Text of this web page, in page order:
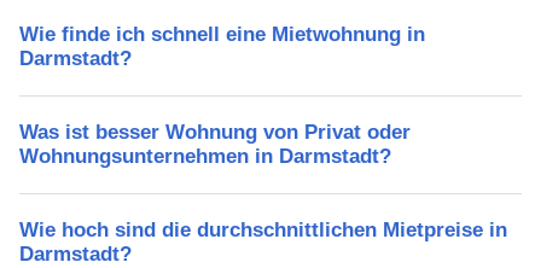
Wie finde ich schnell eine Mietwohnung in
Darmstadt?
Was ist besser Wohnung von Privat oder
Wohnungsunternehmen in Darmstadt?
Wie hoch sind die durchschnittlichen Mietpreise in
Darmstadt?